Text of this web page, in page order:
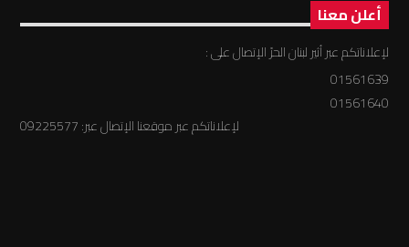
أعلن معنا
لإعلاناتكم عبر أثير لبنان الحرّ الإتصال على :
01561639
01561640
لإعلاناتكم عبر موقعنا الإتصال عبر: 09225577